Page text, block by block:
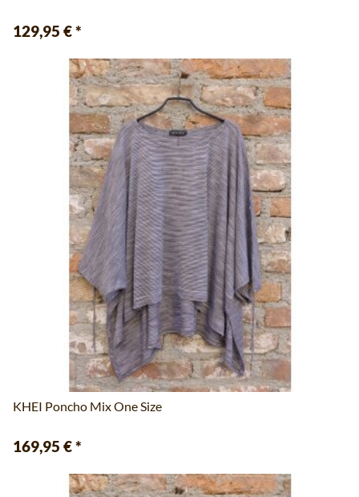
129,95 €*
KHEI Poncho Mix One Size
169,95 €*